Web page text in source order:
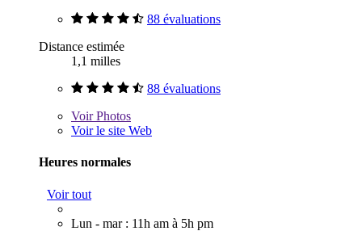
88 évaluations
Distance estimée
1,1 milles
88 évaluations
VoirPhotos
Voir le site Web
Heures normales
Voir tout
Lun - mar : 11h am à 5h pm